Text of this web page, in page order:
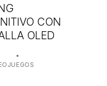
CON
OLED